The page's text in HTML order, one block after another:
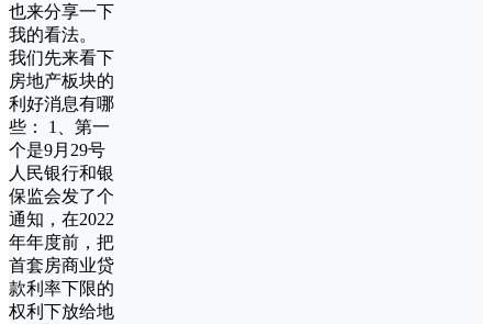
也来分享一下
我的看法。
我们先来看下
房地产板块的
利好消息有哪
些： 1、第一
个是9月29号
人民银行和银
保监会发了个
通知，在2022
年年度前，把
首套房商业贷
款利率下限的
权利下放给地